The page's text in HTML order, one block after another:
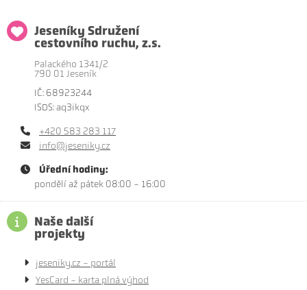
Jeseníky Sdružení
cestovního ruchu, z.s.
Palackého 1341/2
790 01 Jeseník
IČ: 68923244
ISDS: aq3ikqx
+420 583 283 117
info@jeseniky.cz
Úřední hodiny:
pondělí až pátek 08:00 - 16:00
Naše další
projekty
jeseniky.cz - portál
YesCard - karta plná výhod